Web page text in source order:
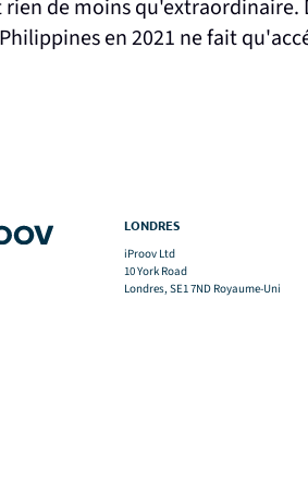
de moins qu'extraordinaire.
en 2021 ne fait
LONDRES
iProov Ltd
10 York Road
Londres, SE1 7ND Royaume-Uni